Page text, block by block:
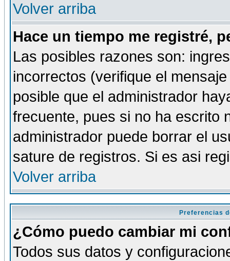
Volver arriba
Hace un tiempo me registré,
Las posibles razones son:
incorrectos (verifique el
posible que el administrador
frecuente, pues si no ha escrito
administrador puede borrar el
sature de registros. Si es asi
Volver arriba
Preferencias
¿Cómo puedo cambiar mi
Todos sus datos y